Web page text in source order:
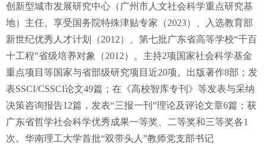
创新型城市发展研究中心（广州市人文社会科学重点研究基
地）主任。享受国务院特殊津贴专家（2023）、入选教育部
新世纪优秀人才计划（2012）、第七批广东省高等学校“千百
十工程”省级培养对象（2012）。主持2项国家社会科学基金
重点项目等国家与省部级研究项目近20项。出版著作8部；发
表SSCI/CSSCI论文49篇；在《高校智库专刊》等发表与采纳
决策咨询报告12篇，发表“三报一刊”理论及评论文章6篇；获
广东省哲学社会科学优秀成果一等奖、二等奖和三等奖各1
次。华南理工大学首批“双带头人”教师党支部书记